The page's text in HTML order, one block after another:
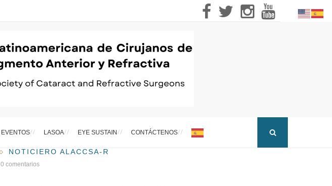
EVENTOS LASOA EYE SUSTAIN CONTÁCTENOS
NOTICIERO ALACCSA-R
0 comentarios